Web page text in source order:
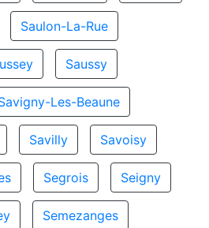
Saulon-La-Rue
Saussy
Les-Beaune
Savilly Savoisy
Segrois Seigny
Semezanges